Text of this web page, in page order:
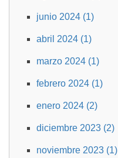
junio 2024 (1)
abril 2024 (1)
marzo 2024 (1)
febrero 2024 (1)
enero 2024 (2)
diciembre 2023 (2)
noviembre 2023 (1)